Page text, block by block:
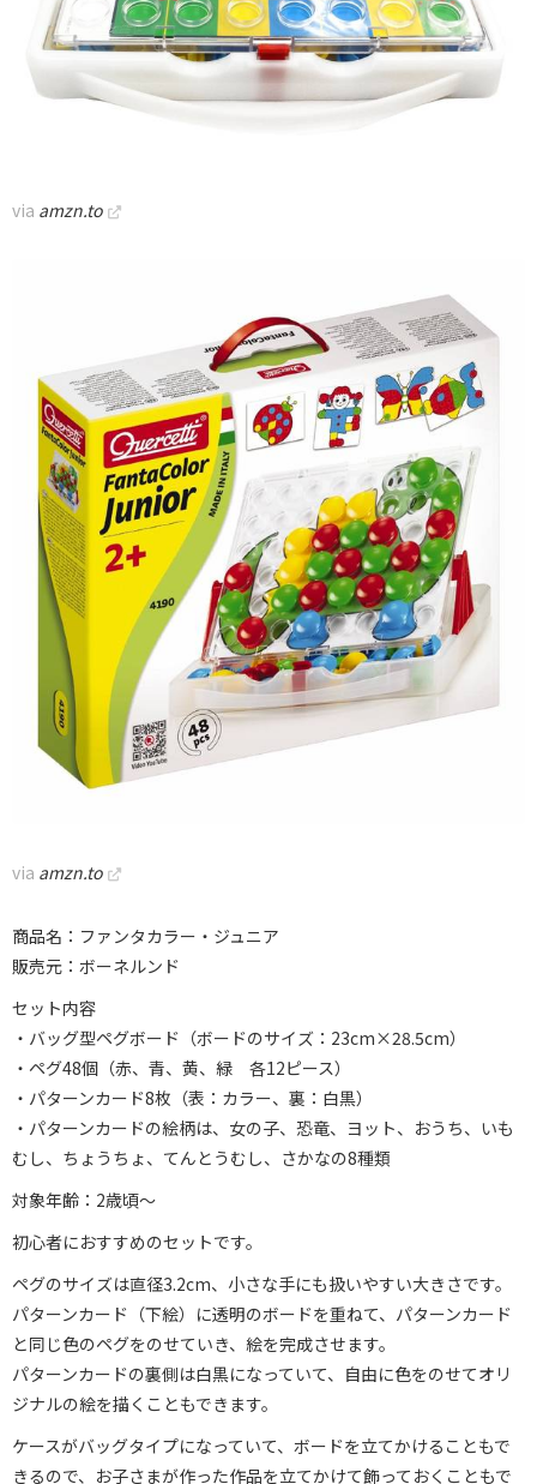
via amzn.to
via amzn.to
商品名：ファンタカラー・ジュニア
販売元：ボーネルンド
セット内容
・バッグ型ペグボード（ボードのサイズ：23cm×28.5cm）
・ペグ48個（赤、青、黄、緑 各12ピース）
・パターンカード8枚（表：カラー、裏：白黒）
・パターンカードの絵柄は、女の子、恐竜、ヨット、おうち、いも
むし、ちょうちょ、てんとうむし、さかなの8種類
対象年齢：2歳頃～
初心者におすすめのセットです。
ペグのサイズは直径3.2cm、小さな手にも扱いやすい大きさです。
パターンカード（下絵）に透明のボードを重ねて、パターンカード
と同じ色のペグをのせていき、絵を完成させます。
パターンカードの裏側は白黒になっていて、自由に色をのせてオリ
ジナルの絵を描くこともできます。
ケースがバッグタイプになっていて、ボードを立てかけることもで
きるので、お子さまが作った作品を立てかけて飾っておくこともで